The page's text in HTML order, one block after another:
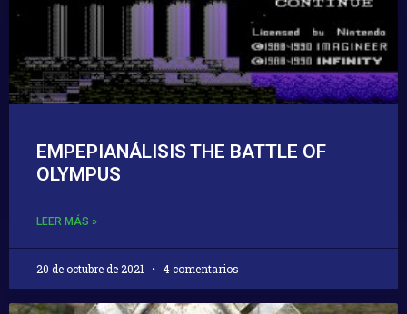
EMPEPIANÁLISIS THE BATTLE OF
OLYMPUS
LEER MÁS »
20 de octubre de 2021 4 comentarios